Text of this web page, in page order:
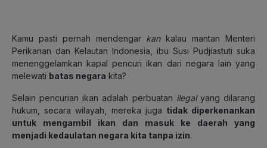
Kamu pasti pernah mendengar kankalau mantan Menteri
Perikanan dan Kelautan Indonesia, ibu Susi Pudjiastuti suka
menenggelamkan kapal pencuri ikan dari negara lain yang
melewati batas negara kita?
Selain pencurian ikan adalah perbuatan ilegal yang dilarang
hukum, secara wilayah, mereka juga tidak diperkenankan
untuk mengambil ikan dan masuk ke daerah yang
menjadi kedaulatan negara kita tanpa izin.